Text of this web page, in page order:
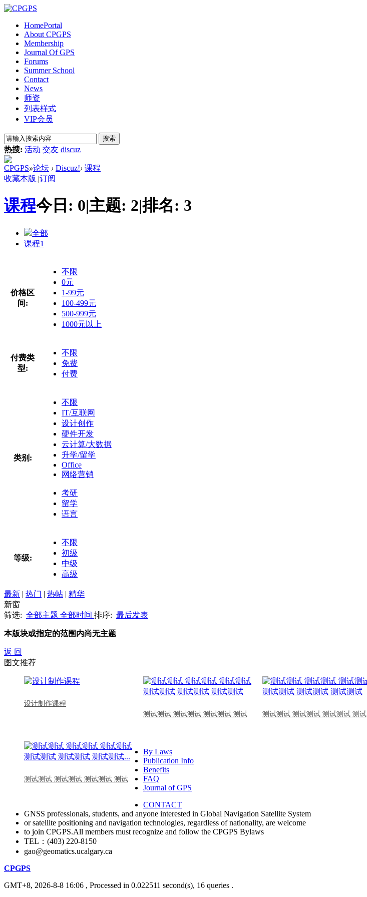
HomePortal
About CPGPS
Membership
Journal Of GPS
Forums
Summer School
Contact
News
师资
列表样式
VIP会员
搜索
热搜: 活动 交友 discuz
CPGPS»论坛 › Discuz!› 课程
收藏本版 |订阅
课程今日: 0|主题: 2|排名: 3
全部
课程1
价格区
间:
不限
0元
1-99元
100-499元
500-999元
1000元以上
付费类
型:
不限
免费
付费
类别:
不限
IT/互联网
设计创作
硬件开发
云计算/大数据
升学/留学
Office
网络营销
考研
留学
语言
等级:
不限
初级
中级
高级
最新 | 热门 | 热帖 | 精华
新窗
筛选: 全部主题 全部时间 排序: 最后发表
本版块或指定的范围内尚无主题
返 回
图文推荐
设计制作课程
测试测试 测试测试 测试测试 测试
测试测试 测试测试 测试测试 测试
测试测试 测试测试 测试测试 测试
By Laws
Publication Info
Benefits
FAQ
Journal of GPS
CONTACT
GNSS professionals, students, and anyone interested in Global Navigation Satellite System
or satellite positioning and navigation technologies, regardless of nationality, are welcome
to join CPGPS.All members must recognize and follow the CPGPS Bylaws
TEL：(403) 220-8150
gao@geomatics.ucalgary.ca
CPGPS
GMT+8, 2026-8-8 16:06 , Processed in 0.022511 second(s), 16 queries .